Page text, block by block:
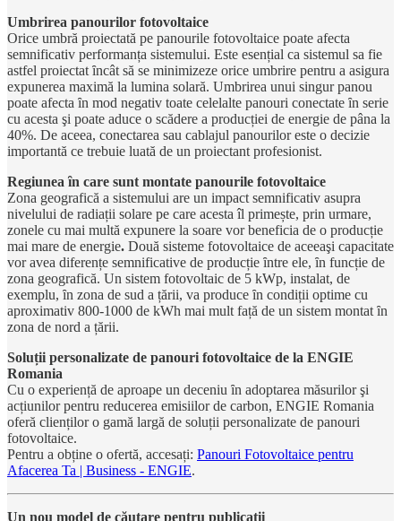
Umbrirea panourilor fotovoltaice
Orice umbră proiectată pe panourile fotovoltaice poate afecta
semnificativ performanța sistemului. Este esențial ca sistemul sa fie
astfel proiectat ȋncât să se minimizeze orice umbrire pentru a asigura
expunerea maximă la lumina solară. Umbrirea unui singur panou
poate afecta ȋn mod negativ toate celelalte panouri conectate ȋn serie
cu acesta şi poate aduce o scădere a producției de energie de pâna la
40%. De aceea, conectarea sau cablajul panourilor este o decizie
importantă ce trebuie luată de un proiectant profesionist.
Regiunea ȋn care sunt montate panourile fotovoltaice
Zona geografică a sistemului are un impact semnificativ asupra
nivelului de radiații solare pe care acesta îl primește, prin urmare,
zonele cu mai multă expunere la soare vor beneficia de o producție
mai mare de energie. Două sisteme fotovoltaice de aceeaşi capacitate
vor avea diferențe semnificative de producție ȋntre ele, ȋn funcție de
zona geografică. Un sistem fotovoltaic de 5 kWp, instalat, de
exemplu, ȋn zona de sud a țării, va produce ȋn condiții optime cu
aproximativ 800-1000 de kWh mai mult față de un sistem montat ȋn
zona de nord a țării.
Soluții personalizate de panouri fotovoltaice de la ENGIE
Romania
Cu o experiență de aproape un deceniu ȋn adoptarea măsurilor şi
acțiunilor pentru reducerea emisiilor de carbon, ENGIE Romania
oferă clienților o gamă largă de soluții personalizate de panouri
fotovoltaice.
Pentru a obține o ofertă, accesați: Panouri Fotovoltaice pentru
Afacerea Ta | Business - ENGIE.
Un nou model de căutare pentru publicații